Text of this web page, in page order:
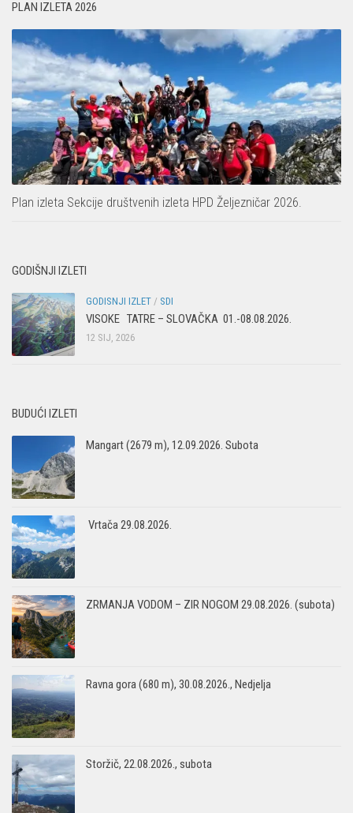
PLAN IZLETA 2026
Plan izleta Sekcije društvenih izleta HPD Željezničar 2026.
GODIŠNJI IZLETI
GODISNJI IZLET / SDI
VISOKE TATRE – SLOVAČKA 01.-08.08.2026.
12 SIJ, 2026
BUDUĆI IZLETI
Mangart (2679 m), 12.09.2026. Subota
Vrtača 29.08.2026.
ZRMANJA VODOM – ZIR NOGOM 29.08.2026. (subota)
Ravna gora (680 m), 30.08.2026., Nedjelja
Storžič, 22.08.2026., subota